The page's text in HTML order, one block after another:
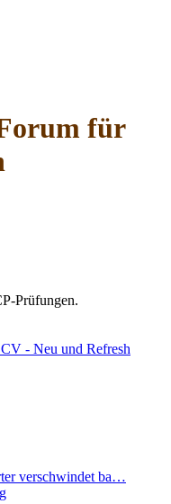
für
Prüfungen.
- Neu und Refresh
verschwindet ba…